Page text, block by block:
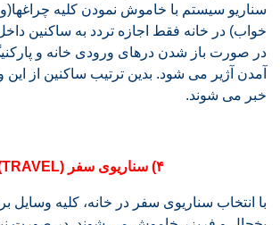
سناریو سیستم با خاموش نمودن کلیه
خواب) در خانه فقط اجازه تردد به ساکنین
در صورت باز شدن درهای ورودی خانه و
آمدن آژیر می شود. بدین ترتیب ساکنین از این
خبر می شوند.
۴) سناریوی سفر (TRAVEL)
با انتخاب سناریوی سفر در خانه، کلیه وسایل